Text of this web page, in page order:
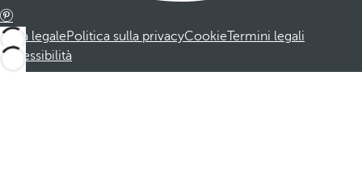
Nota legalePolitica sulla privacyCookieTermini legali
Accessibilità